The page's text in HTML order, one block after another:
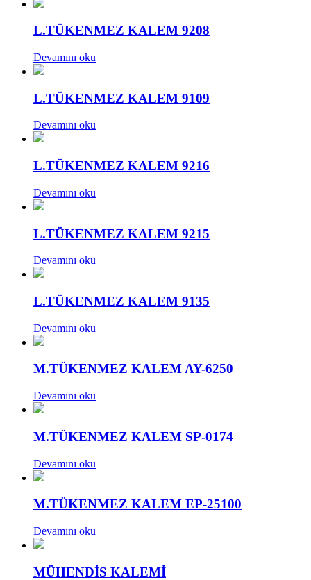
L.TÜKENMEZ KALEM 9208
Devamını oku
L.TÜKENMEZ KALEM 9109
Devamını oku
L.TÜKENMEZ KALEM 9216
Devamını oku
L.TÜKENMEZ KALEM 9215
Devamını oku
L.TÜKENMEZ KALEM 9135
Devamını oku
M.TÜKENMEZ KALEM AY-6250
Devamını oku
M.TÜKENMEZ KALEM SP-0174
Devamını oku
M.TÜKENMEZ KALEM EP-25100
Devamını oku
MÜHENDİS KALEMİ